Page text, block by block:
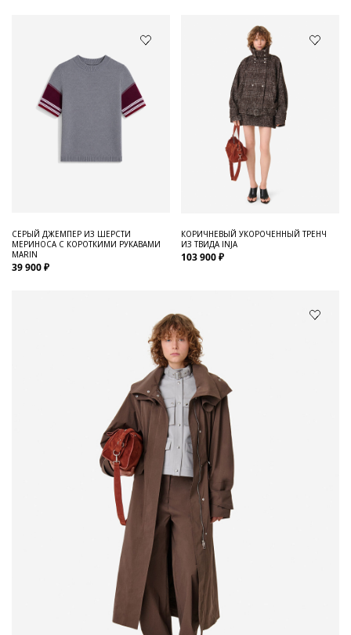
СЕРЫЙ ДЖЕМПЕР ИЗ ШЕРСТИ
МЕРИНОСА С КОРОТКИМИ РУКАВАМИ
MARIN
39 900 ₽
КОРИЧНЕВЫЙ УКОРОЧЕННЫЙ ТРЕНЧ
ИЗ ТВИДА INJA
103 900 ₽